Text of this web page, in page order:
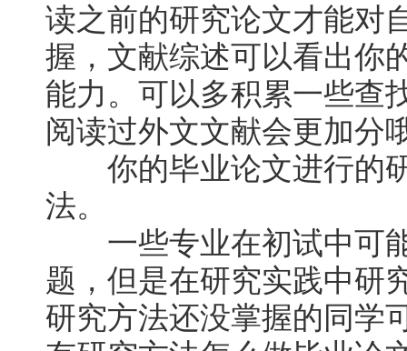
读之前的研究论文才能对
握，文献综述可以看出你
能力。可以多积累一些查
阅读过外文文献会更加分
你的毕业论文进行的
法。
一些专业在初试中可能
题，但是在研究实践中研
研究方法还没掌握的同学